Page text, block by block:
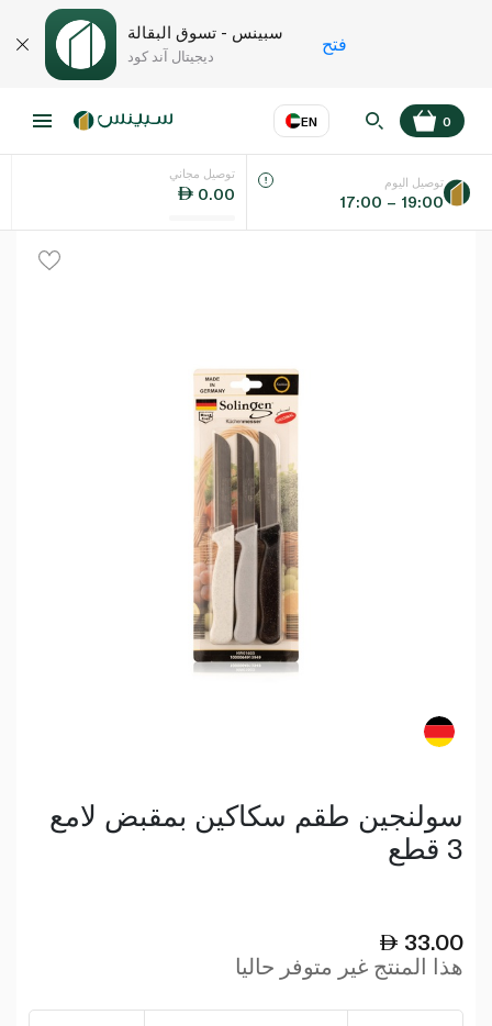
سبينس - تسوق البقالة
ديجيتال آند كود
فتح
EN
اللغة عر
0
توصيل مجاني
0.00
توصيل اليوم
17:00 – 19:00
سولنجين طقم سكاكين بمقبض لامع
3 قطع
33.00
هذا المنتج غير متوفر حاليا